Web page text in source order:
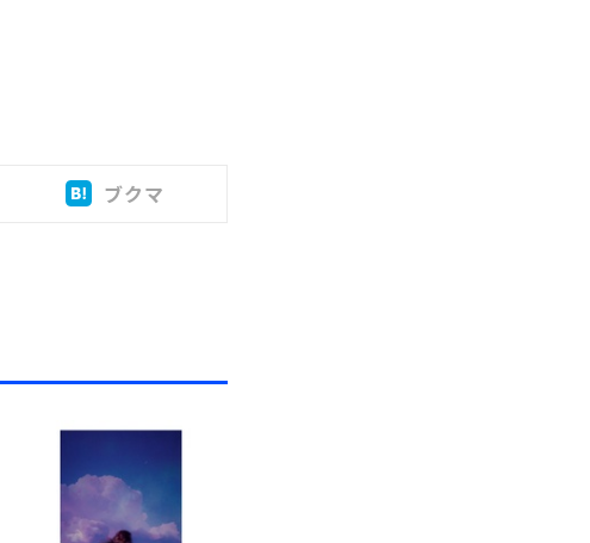
ブクマ